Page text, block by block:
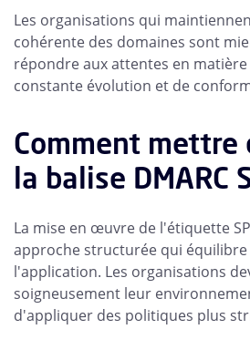
Les organisations qui
cohérente des domaines sont
répondre aux attentes en
constante évolution et de
Comment
la balise DMARC
La mise en œuvre de l'étiquette
approche structurée qui
l'application. Les organisations
soigneusement leur
d'appliquer des politiques plus